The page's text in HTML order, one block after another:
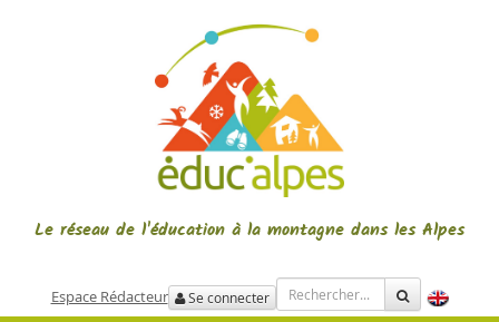
Le réseau de l'éducation à la montagne dans les Alpes
Espace Rédacteur Se connecter